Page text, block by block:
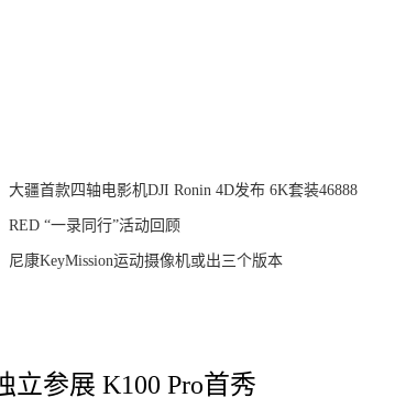
大疆首款四轴电影机DJI Ronin 4D发布 6K套装46888
RED “一录同行”活动回顾
尼康KeyMission运动摄像机或出三个版本
立参展 K100 Pro首秀